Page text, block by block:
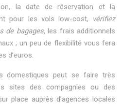
la date de réservation et la
pour les vols low-cost,
vérifiez
de bagages, les frais additionnels
; un peu de flexibilité vous fera
d’euros.
domestiques peut se faire très
sites des compagnies ou des
place auprès d’agences locales